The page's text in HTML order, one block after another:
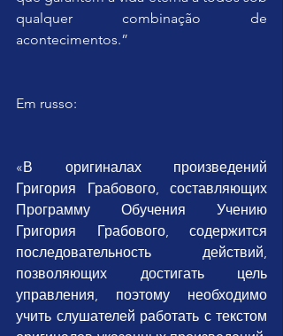
qualquer combinação de
acontecimentos.”
Em russo:
«В оригиналах произведений
Григория Грабового, составляющих
Программу Обучения Учению
Григория Грабового, содержится
последовательность действий,
позволяющих достигать цель
управления, поэтому необходимо
учить слушателей работать с текстом